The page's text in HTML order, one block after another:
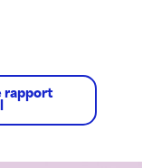
rapport